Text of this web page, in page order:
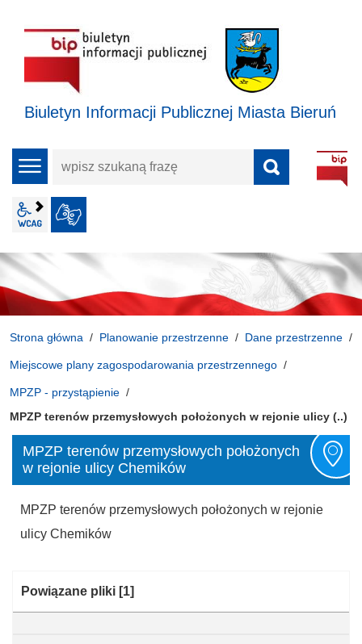
Biuletyn Informacji Publicznej Miasta Bieruń
menu
wpisz
frazę
wcag2.1
Strona główna Planowanie przestrzenne Dane przestrzenne
Miejscowe plany zagospodarowania przestrzennego
MPZP - przystąpienie
MPZP terenów przemysłowych położonych w rejonie ulicy (..)
MPZP terenów przemysłowych położonych
w rejonie ulicy Chemików
MPZP terenów przemysłowych położonych w rejonie
ulicy Chemików
Kategoria:
Powiązane pliki [1]